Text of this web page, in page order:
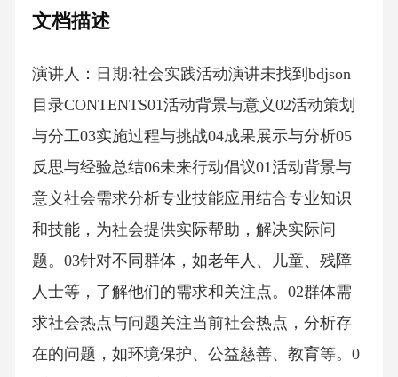
文档描述
演讲人：日期:社会实践活动演讲未找到bdjson
目录CONTENTS01活动背景与意义02活动策划
与分工03实施过程与挑战04成果展示与分析05
反思与经验总结06未来行动倡议01活动背景与
意义社会需求分析专业技能应用结合专业知识
和技能，为社会提供实际帮助，解决实际问
题。03针对不同群体，如老年人、儿童、残障
人士等，了解他们的需求和关注点。02群体需
求社会热点与问题关注当前社会热点，分析存
在的问题，如环境保护、公益慈善、教育等。0